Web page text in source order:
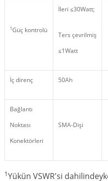
1Güç kontrolü
İleri ≤30Watt;
Ters çevrilmiş
≤1Watt
İç direnç 50Ah
Bağlantı
Noktası
Konektörleri
SMA-Dişi
1Yükün VSWR'si